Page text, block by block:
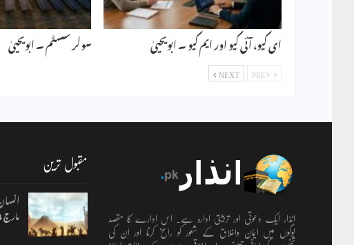
ای کیو، آئی کیو اور ایم کیو ۔ ابویحییٰ سولر سسٹم ۔ ابویحییٰ
NEXT
انذار ایک دعوتی اور تربیتی ادارہ ہے۔ اس ادارے کا مقصد
لوگوں میں ایمان واخلاق کے شعور کو راسخ کرنا اور ان کی
مقبول ترین
مارچ 24, 2022